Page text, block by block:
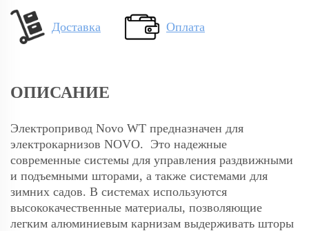
Доставка Оплата
ОПИСАНИЕ
Электропривод Novo WT предназначен для
электрокарнизов NOVO. Это надежные
современные системы для управления раздвижными
и подъемными шторами, а также системами для
зимних садов. В системах используются
высококачественные материалы, позволяющие
легким алюминиевым карнизам выдерживать шторы